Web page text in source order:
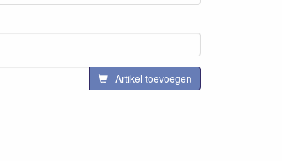
Artikel toevoegen